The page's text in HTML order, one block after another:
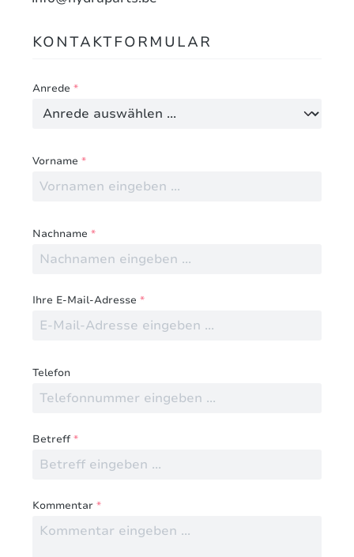
KONTAKTFORMULAR
Anrede *
Vorname *
Nachname *
Ihre E-Mail-Adresse *
Telefon
Betreff*
Kommentar *